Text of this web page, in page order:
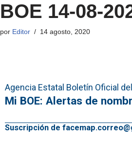
BOE 14-08-
por Editor 14 agosto, 2020
Agencia Estatal Boletín Oficial
Mi BOE: Alertas de
Suscripción de